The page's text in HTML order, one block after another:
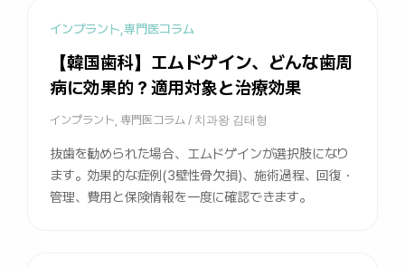
インプラント 専門医コラム
【韓国歯科】エムドゲイン、どんな歯周
病に効果的？適用対象と治療効果
インプラント 専門医コラム / 치과왕 김태형
抜歯を勧められた場合、エムドゲインが選択肢になり
ます。効果的な症例(3壁性骨欠損)、施術過程、回復・
管理、費用と保険情報を一度に確認できます。